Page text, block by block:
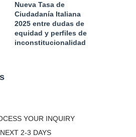
Nueva Tasa de
Ciudadanía Italiana
2025 entre dudas de
equidad y perfiles de
inconstitucionalidad
YOUR INQUIRY
2-3 DAYS